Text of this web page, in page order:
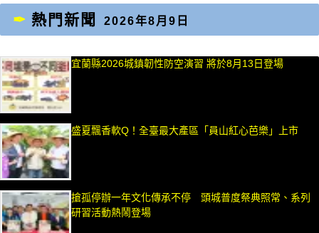
熱門新聞 2026年8月9日
宜蘭縣2026城鎮韌性防空演習 將於8月13日登場
盛夏飄香軟Q！全臺最大產區「員山紅心芭樂」上市
搶孤停辦一年文化傳承不停 頭城普度祭典照常、系列
研習活動熱鬧登場